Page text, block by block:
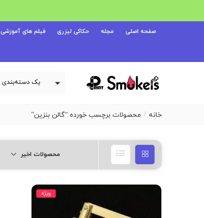
صفحه اصلی مجله حکاکی لیزری فیلم های آموزشی
خانه محصولات برچسب خورده “گالن بنزین”
محصولات اخیر
ویژه